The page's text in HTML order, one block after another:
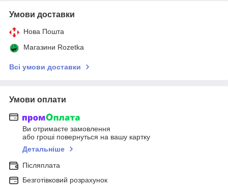
Умови доставки
Нова Пошта
Магазини Rozetka
Всі умови доставки
Умови оплати
Ви отримаєте замовлення
або гроші повернуться на вашу картку
Детальніше
Післяплата
Безготівковий розрахунок